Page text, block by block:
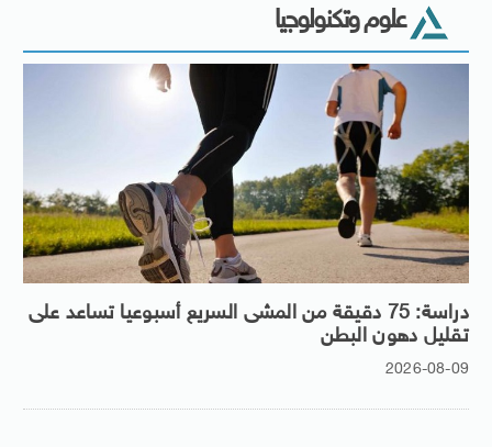
علوم وتكنولوجيا
دراسة: 75 دقيقة من المشى السريع أسبوعيا تساعد على
تقليل دهون البطن
2026-08-09